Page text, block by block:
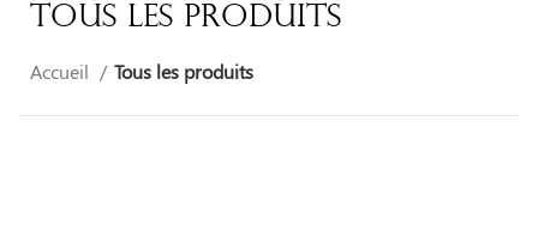
Tous Les Produits
Accueil Tous les produits